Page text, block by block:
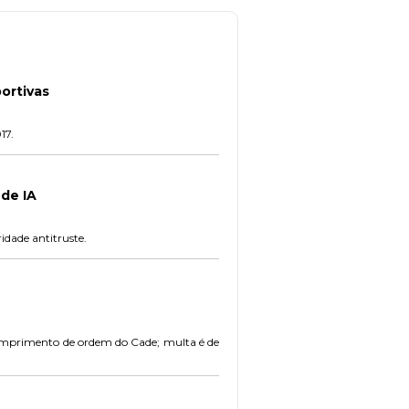
IA
antitruste.
de ordem do Cade; multa é de